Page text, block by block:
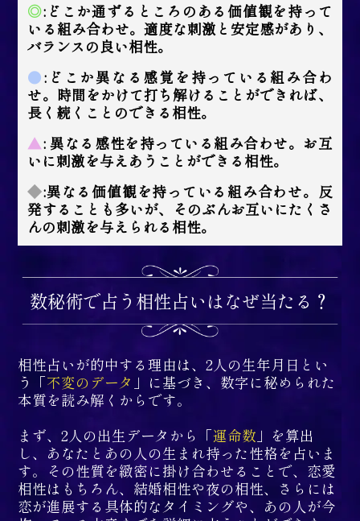
◎:どこか通ずるところのある価値観を持って
いる組み合わせ。適度な刺激と安定感があり、
バランスの良い相性。
●:どこか異なる感覚を持っている組み合わ
せ。時間をかけて打ち解けることができれば、
長く続くことのできる相性。
▲: 異なる感性を持っている組み合わせ。お互
いに刺激を与えあうことができる相性。
◆:異なる価値観を持っている組み合わせ。反
発することも多いが、そのぶんお互いにたくさ
んの刺激を与えられる相性。
数秘術で占う相性占いはなぜ当たる？
相性占いが的中する理由は、2人の生年月日とい
う「不変のデータ 」に基づき、数字に秘められた
本質を読み解くからです。
まず、2人の出生データから「運命数 」を算出
し、あなたとあの人の生まれ持った性格を占いま
す。その性質を緻密に掛け合わせることで、恋愛
相性はもちろん、結婚相性や夜の相性、さらには
恋が進展する具体的なタイミングや、あの人が今